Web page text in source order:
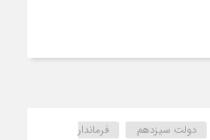
دولت سیزدهم
فرماندار